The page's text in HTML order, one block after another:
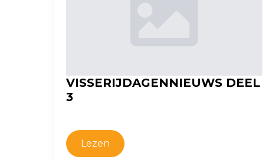
VISSERIJDAGENNIEUWS DEEL
3
Lezen